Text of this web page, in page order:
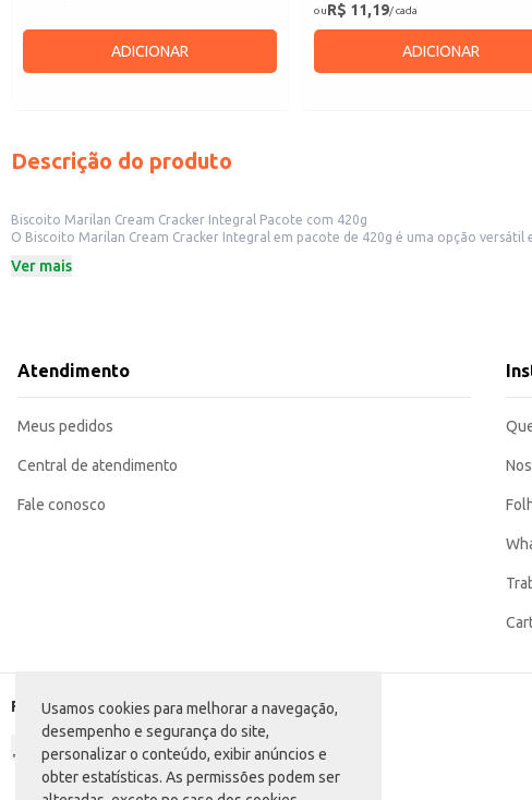
Usamos cookies para melhorar a navegação,
desempenho e segurança do site,
personalizar o conteúdo, exibir anúncios e
obter estatísticas. As permissões podem ser
ADICIONAR
ouR$ 11,19/ cada
ADICIONAR
Descrição do produto
Biscoito Marilan Cream Cracker Integral Pacote com 420g
O Biscoito Marilan Cream Cracker Integral em pacote de 420g é uma opção versátil e prática para diversas situações. Sua formulação integral o torna uma escolha
doméstico, permitindo o consumo em casa ou em lanches rápidos.
O Biscoito Marilan Cream Cracker Integral oferece praticidade e conveniência,
escolha econômica para revenda ou consumo pessoal.
Departamento: Mercearia
Conteúdo: 420g
Ver mais
Atendimento
Meus pedidos
Central de atendimento
Fale conosco
Formas de pagamento